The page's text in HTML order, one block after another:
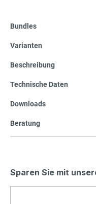
Bundles
Varianten
Beschreibung
Technische Daten
Downloads
Beratung
Sparen Sie mit